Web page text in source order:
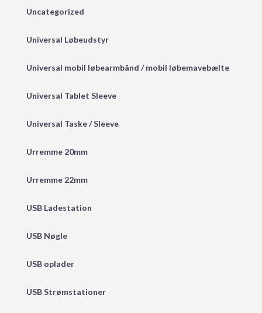
Uncategorized
Universal Løbeudstyr
Universal mobil løbearmbånd / mobil løbemavebælte
Universal Tablet Sleeve
Universal Taske / Sleeve
Urremme 20mm
Urremme 22mm
USB Ladestation
USB Nøgle
USB oplader
USB Strømstationer